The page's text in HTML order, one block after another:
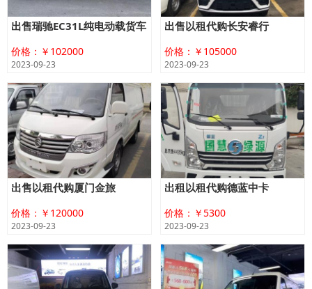
出售瑞驰EC31L纯电动载货车
价格：￥102000
2023-09-23
出售以租代购长安睿行
价格：￥105000
2023-09-23
出售以租代购厦门金旅
价格：￥120000
2023-09-23
出租以租代购德蓝中卡
价格：￥5300
2023-09-23